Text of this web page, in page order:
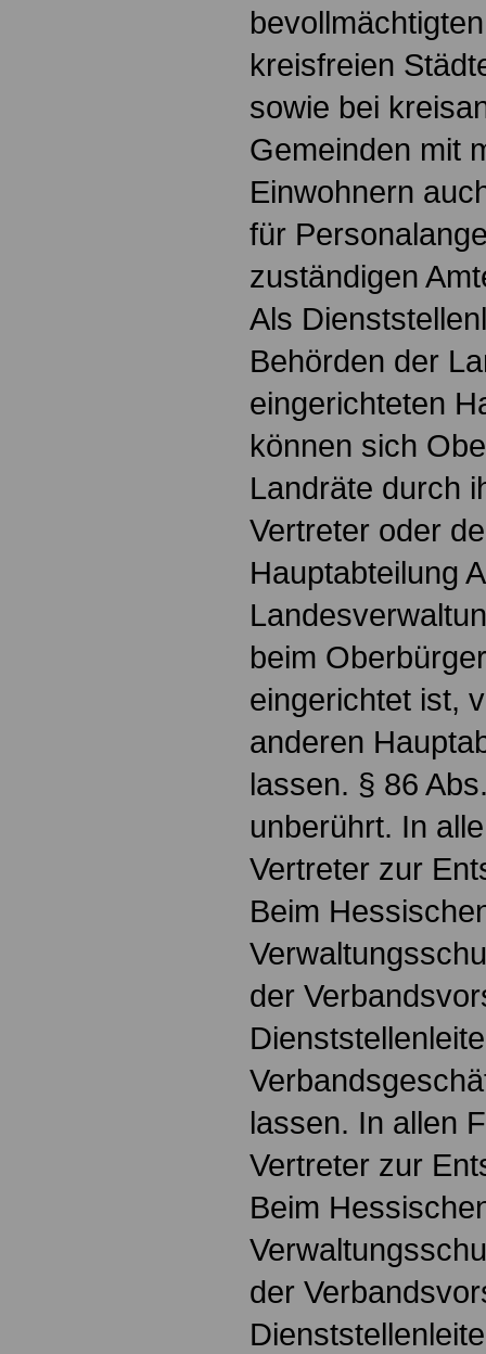
kreisfreien
sowie bei
Gemeinden mit
Einwohnern
für
zuständigen
Als
Behörden der
eingerichteten
können sich
Landräte durch
Vertreter oder
Hauptabteilung
beim
eingerichtet ist,
anderen
lassen. § 86
unberührt. In
Vertreter zur
Beim
der
lassen. In allen
Vertreter zur
Beim
der